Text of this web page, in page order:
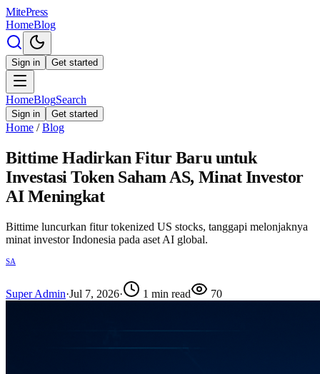
MitePress
HomeBlog
Sign in Get started
HomeBlogSearch
Sign in Get started
Home / Blog
Bittime Hadirkan Fitur Baru untuk
Investasi Token Saham AS, Minat Investor
AI Meningkat
Bittime luncurkan fitur tokenized US stocks, tanggapi melonjaknya
minat investor Indonesia pada aset AI global.
SA
Super Admin·Jul 7, 2026· 1 min read 70